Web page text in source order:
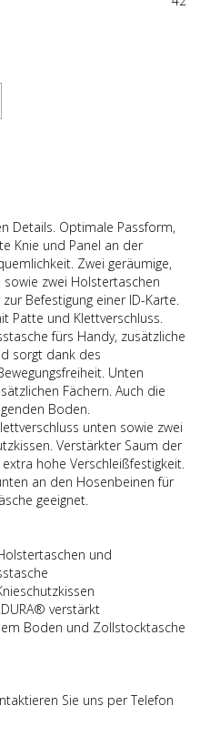
Details. Optimale Passform,
Knie und Panel an der
Zwei geräumige,
zwei Holstertaschen
Befestigung einer ID-Karte.
Patte und Klettverschluss.
fürs Handy, zusätzliche
sorgt dank des
Unten
Fächern. Auch die
Boden.
unten sowie zwei
Verstärkter Saum der
hohe Verschleißfestigkeit.
an den Hosenbeinen für
geeignet.
und
verstärkt
Boden und Zollstocktasche
Sie uns per Telefon